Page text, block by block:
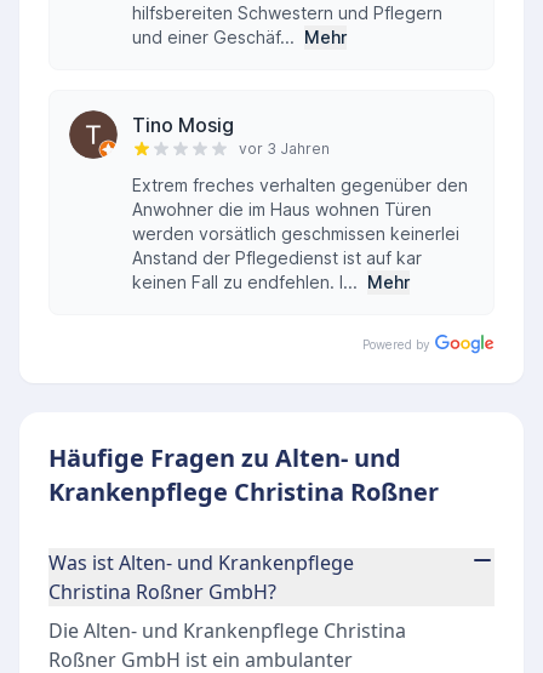
hilfsbereiten Schwestern und Pflegern
und einer Geschäf... Mehr
Tino Mosig
vor 3 Jahren
Extrem freches verhalten gegenüber den
Anwohner die im Haus wohnen Türen
werden vorsätlich geschmissen keinerlei
Anstand der Pflegedienst ist auf kar
keinen Fall zu endfehlen. I... Mehr
Powered by
Häufige Fragen zu Alten- und
Krankenpflege Christina Roßner
Was ist Alten- und Krankenpflege
Christina Roßner GmbH?
Die Alten- und Krankenpflege Christina
Roßner GmbH ist ein ambulanter